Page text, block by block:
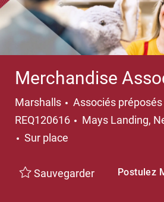
Merchandise
Marshalls Catégorie
Associés
REQ120616
Emplacement
Mays Landing,
Sur place
Sauvegarder Postulez